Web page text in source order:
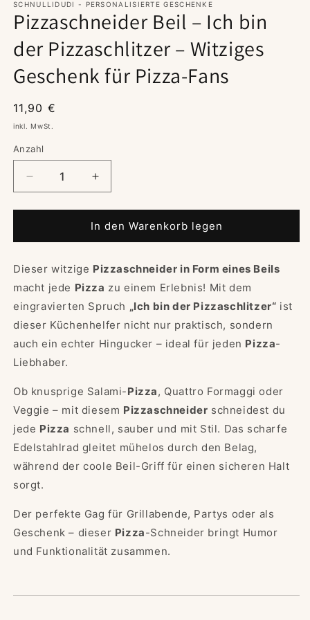
SCHNULLIDUDI - PERSONALISIERTE GESCHENKE
Pizzaschneider Beil – Ich bin
der Pizzaschlitzer – Witziges
Geschenk für Pizza-Fans
Normaler
Preis
11,90 €
inkl. MwSt.
Anzahl
Verringere
die
Menge
Pizzaschneider
–
Ich
der
Pizzaschlitzer
–
Witziges
Geschenk
für
Pizza-
Fans
Erhöhe
die
Menge
für
Pizzaschneider
–
Ich
der
Pizzaschlitzer
–
für
Pizza-
Fans
In den Warenkorb legen
Dieser witzige Pizzaschneider in Form eines Beils
macht jede Pizza zu einem Erlebnis! Mit dem
eingravierten Spruch „Ich bin der Pizzaschlitzer“ ist
dieser Küchenhelfer nicht nur praktisch, sondern
auch ein echter Hingucker – ideal für jeden Pizza-
Liebhaber.
Ob knusprige Salami-Pizza, Quattro Formaggi oder
Veggie – mit diesem Pizzaschneider schneidest du
jede Pizza schnell, sauber und mit Stil. Das scharfe
Edelstahlrad gleitet mühelos durch den Belag,
während der coole Beil-Griff für einen sicheren Halt
sorgt.
Der perfekte Gag für Grillabende, Partys oder als
Geschenk – dieser Pizza-Schneider bringt Humor
und Funktionalität zusammen.